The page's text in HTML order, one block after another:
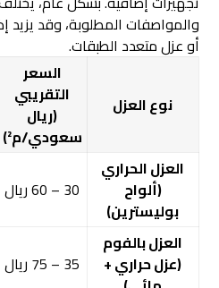
والمواصفات المطلوبة، وقد يزيد
أو عزل متعدد الطبقات.
نوع العزل
السعر
التقريبي
(ريال
سعودي/م²)
العزل الحراري
(ألواح
بوليسترين)
30 – 60 ريال
العزل بالفوم
(عزل حراري +
35 – 75 ريال